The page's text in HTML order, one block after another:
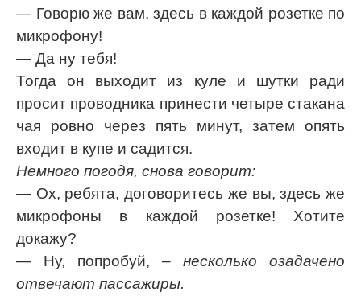
— Говорю же вам, здесь в каждой розетке по
микрофону!
— Да ну тебя!
Тогда он выходит из куле и шутки ради
просит проводника принести четыре стакана
чая ровно через пять минут, затем опять
входит в купе и садится.
Немного погодя, снова говорит:
— Ох, ребята, договоритесь же вы, здесь же
микрофоны в каждой розетке! Хотите
докажу?
— Ну, попробуй, – несколько озадачено
отвечают пассажиры.